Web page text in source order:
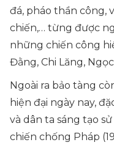
đá, pháo thần công,
chiến,… từng được
những chiến công
Đằng, Chi Lăng,
Ngoài ra bảo tàng
hiện đại ngày nay,
và dân ta sáng tạo
chiến chống Pháp